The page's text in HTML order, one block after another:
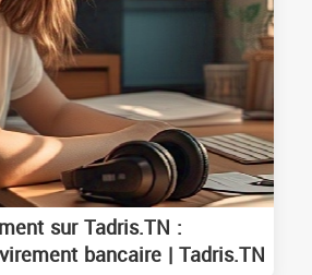
sur Tadris.TN :
bancaire | Tadris.TN